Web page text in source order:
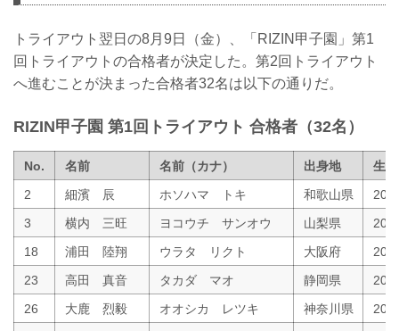
トライアウト翌日の8月9日（金）、「RIZIN甲子園」第1
回トライアウトの合格者が決定した。第2回トライアウト
へ進むことが決まった合格者32名は以下の通りだ。
RIZIN甲子園 第1回トライアウト 合格者（32名）
No. 名前 名前（カナ） 出身地
生
2
細濱 辰 ホソハマ トキ 和歌山県
3
横内 三旺 ヨコウチ サンオウ 山梨県
18
浦田 陸翔 ウラタ リクト 大阪府
23
高田 真音 タカダ マオ 静岡県
26
大鹿 烈毅 オオシカ レツキ 神奈川県